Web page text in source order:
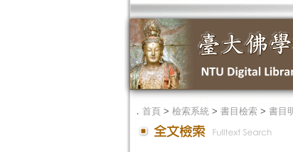
． 首頁> 檢索系統> 書目檢索> 書目